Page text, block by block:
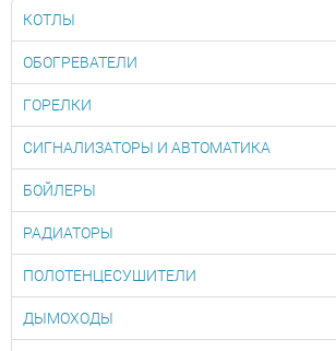
КОТЛЫ
ОБОГРЕВАТЕЛИ
ГОРЕЛКИ
СИГНАЛИЗАТОРЫ И АВТОМАТИКА
БОЙЛЕРЫ
РАДИАТОРЫ
ПОЛОТЕНЦЕСУШИТЕЛИ
ДЫМОХОДЫ